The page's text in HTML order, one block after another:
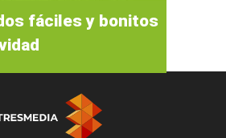
fáciles y bonitos